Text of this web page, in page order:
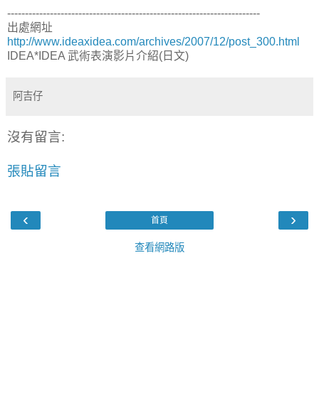
-----------------------------------------------------------------------
出處網址
http://www.ideaxidea.com/archives/2007/12/post_300.html
IDEA*IDEA 武術表演影片介紹(日文)
阿吉仔
沒有留言:
張貼留言
‹ ›
首頁
查看網路版